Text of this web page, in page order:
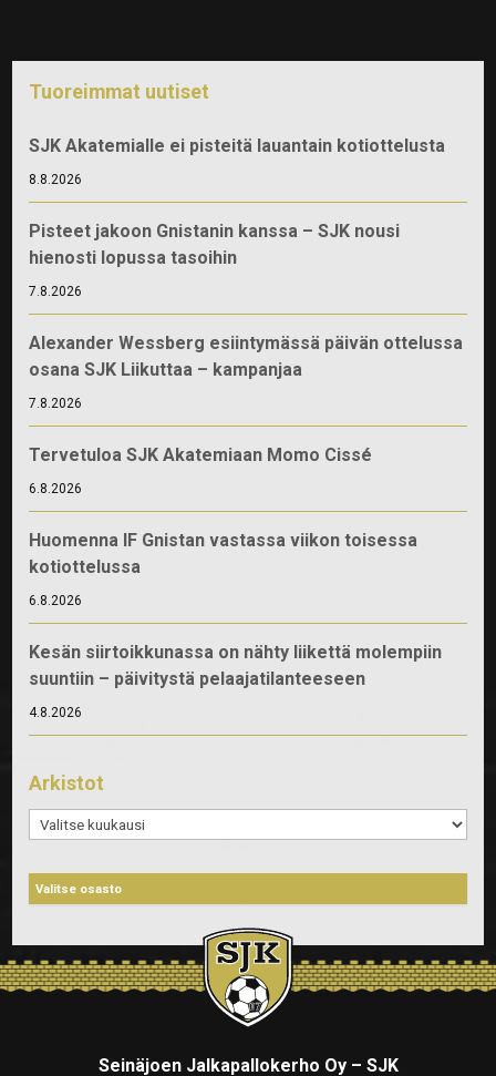
Tuoreimmat uutiset
SJK Akatemialle ei pisteitä lauantain kotiottelusta
8.8.2026
Pisteet jakoon Gnistanin kanssa – SJK nousi
hienosti lopussa tasoihin
7.8.2026
Alexander Wessberg esiintymässä päivän ottelussa
osana SJK Liikuttaa – kampanjaa
7.8.2026
Tervetuloa SJK Akatemiaan Momo Cissé
6.8.2026
Huomenna IF Gnistan vastassa viikon toisessa
kotiottelussa
6.8.2026
Kesän siirtoikkunassa on nähty liikettä molempiin
suuntiin – päivitystä pelaajatilanteeseen
4.8.2026
Arkistot
Arkistot
Seinäjoen Jalkapallokerho Oy – SJK